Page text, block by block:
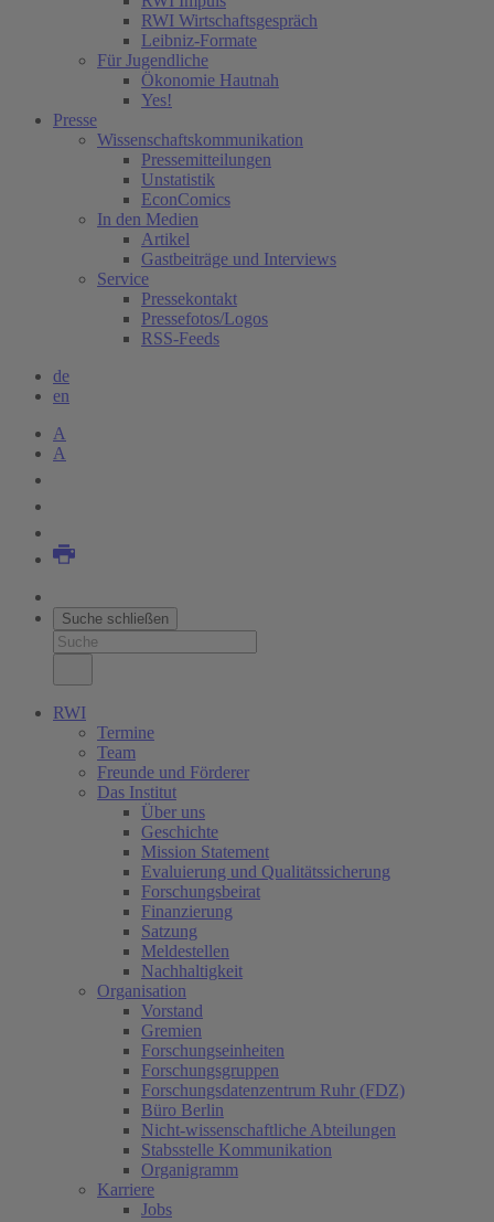
RWI Wirtschaftsgespräch
Leibniz-Formate
Für Jugendliche
Ökonomie Hautnah
Yes!
Presse
Wissenschaftskommunikation
Pressemitteilungen
Unstatistik
EconComics
In den Medien
Artikel
Gastbeiträge und Interviews
Service
Pressekontakt
Pressefotos/Logos
RSS-Feeds
de
en
A
A
Suche schließen
RWI
Termine
Team
Freunde und Förderer
Das Institut
Über uns
Geschichte
Mission Statement
Evaluierung und Qualitätssicherung
Forschungsbeirat
Finanzierung
Satzung
Meldestellen
Nachhaltigkeit
Organisation
Vorstand
Gremien
Forschungseinheiten
Forschungsgruppen
Forschungsdatenzentrum Ruhr (FDZ)
Büro Berlin
Nicht-wissenschaftliche Abteilungen
Stabsstelle Kommunikation
Organigramm
Karriere
Jobs